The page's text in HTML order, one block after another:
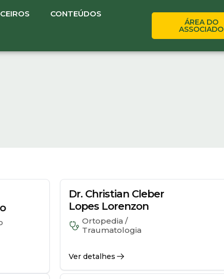
CONTEÚDOS
ÁREA DO
ASSOCIADO
Dr. Christian Cleber
Lopes Lorenzon
Ortopedia /
Traumatologia
Ver detalhes